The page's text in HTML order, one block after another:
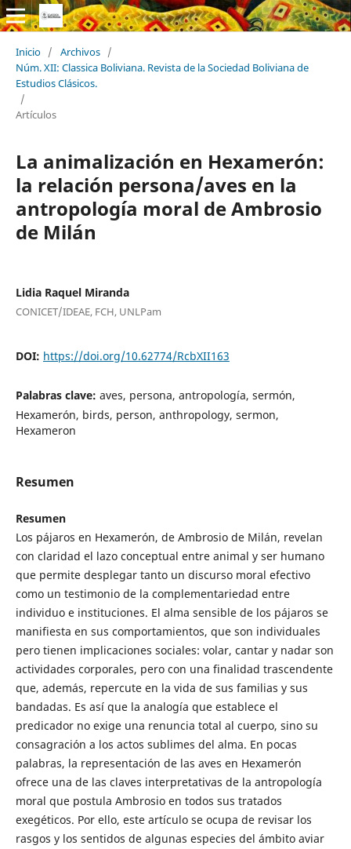
Inicio / Archivos /
Núm. XII: Classica Boliviana. Revista de la Sociedad Boliviana de
Estudios Clásicos.
/
Artículos
La animalización en Hexamerón:
la relación persona/aves en la
antropología moral de Ambrosio
de Milán
Lidia Raquel Miranda
CONICET/IDEAE, FCH, UNLPam
DOI: https://doi.org/10.62774/RcbXII163
Palabras clave: aves, persona, antropología, sermón,
Hexamerón, birds, person, anthropology, sermon,
Hexameron
Resumen
Resumen
Los pájaros en Hexamerón, de Ambrosio de Milán, revelan
con claridad el lazo conceptual entre animal y ser humano
que permite desplegar tanto un discurso moral efectivo
como un testimonio de la complementariedad entre
individuo e instituciones. El alma sensible de los pájaros se
manifiesta en sus comportamientos, que son individuales
pero tienen implicaciones sociales: volar, cantar y nadar son
actividades corporales, pero con una finalidad trascendente
que, además, repercute en la vida de sus familias y sus
bandadas. Es así que la analogía que establece el
predicador no exige una renuncia total al cuerpo, sino su
consagración a los actos sublimes del alma. En pocas
palabras, la representación de las aves en Hexamerón
ofrece una de las claves interpretativas de la antropología
moral que postula Ambrosio en todos sus tratados
exegéticos. Por ello, este artículo se ocupa de revisar los
rasgos y los sentidos de algunas especies del ámbito aviar